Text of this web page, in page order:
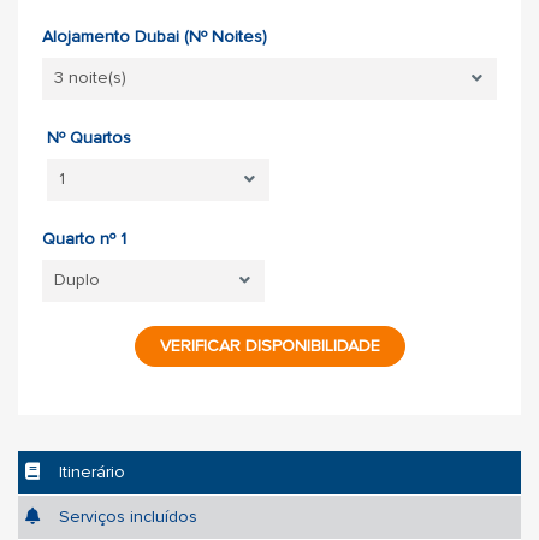
Alojamento Dubai (Nº Noites)
Nº Quartos
Quarto nº 1
VERIFICAR DISPONIBILIDADE
Itinerário
Serviços incluídos